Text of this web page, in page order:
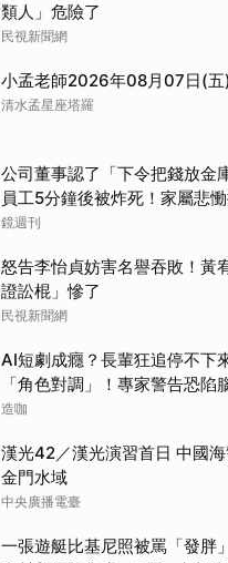
類人」危險了
民視新聞網
小孟老師2026年08月07日(五
清水孟星座塔羅
公司董事認了「下令把錢放
員工5分鐘後被炸死！家屬悲
鏡週刊
怒告李怡貞妨害名譽吞敗！黃
證訟棍」慘了
民視新聞網
AI短劇成癮？長輩狂追停不下
「角色對調」！專家警告恐陷
造咖
漢光42／漢光演習首日 中國
金門水域
中央廣播電臺
一張遊艇比基尼照被罵「發胖